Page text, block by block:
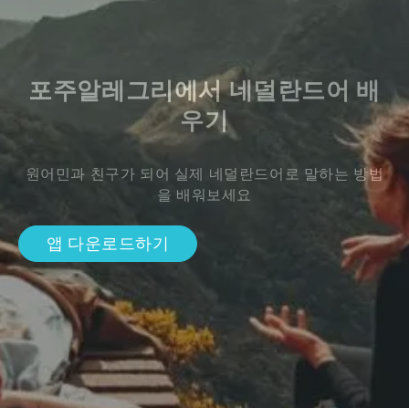
포주알레그리에서 네덜란드어 배
우기
원어민과 친구가 되어 실제 네덜란드어로 말하는 방법
을 배워보세요
앱 다운로드하기